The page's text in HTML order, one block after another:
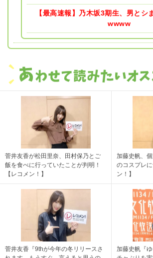
【最高速報】乃木坂3期生、男とシ
wwww
菅井友香が松田里奈、田村保乃とご
飯を食べに行っていたことが判明！
【レコメン！】
加藤史帆、
のコスプレ
ン！】
菅井友香『9thが今年の冬リリースさ
加藤史帆『